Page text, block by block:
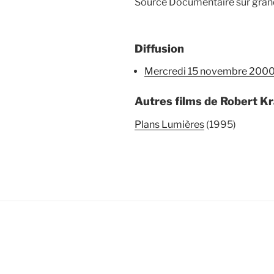
Diffusion
mercredi 15 novembre 2000
Autres films de Robert
Plans Lumières (1995)